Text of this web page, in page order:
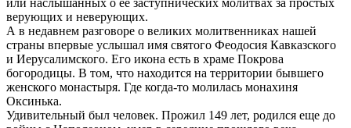
или наслышанных о ее заступнических молитвах за простых
верующих и неверующих.
А в недавнем разговоре о великих молитвенниках нашей
страны впервые услышал имя святого Феодосия Кавказского
и Иерусалимского. Его икона есть в храме Покрова
богородицы. В том, что находится на территории бывшего
женского монастыря. Где когда-то молилась монахиня
Оксинька.
Удивительный был человек. Прожил 149 лет, родился еще до